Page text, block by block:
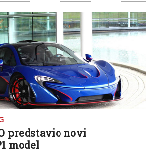
predstavio novi
model